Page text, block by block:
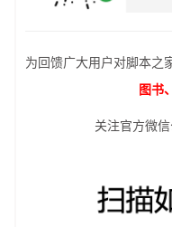
为回馈广大用户对脚本之
图书
关注官方微